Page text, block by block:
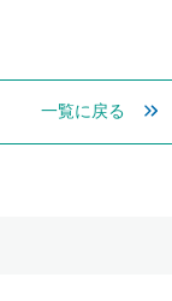
一覧に戻る